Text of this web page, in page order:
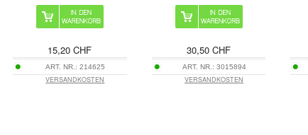
15,20 CHF
ART. NR.: 214625
VERSANDKOSTEN
30,50 CHF
ART. NR.: 3015894
VERSANDKOSTEN